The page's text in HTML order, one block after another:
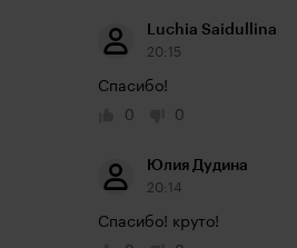
Luchia Saidullina
20:15
Спасибо!
0
0
Юлия Дудина
20:14
Спасибо! круто!